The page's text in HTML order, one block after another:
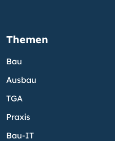
Themen
Bau
Ausbau
TGA
Praxis
Bau-IT